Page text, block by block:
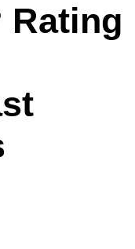
Rating